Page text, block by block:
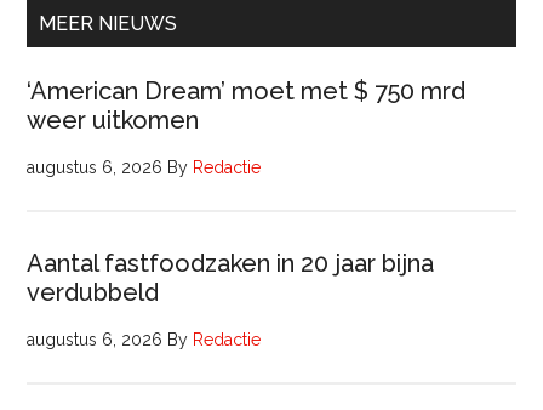
uur)
MEER NIEUWS
‘American Dream’ moet met $ 750 mrd
weer uitkomen
augustus 6, 2026 By Redactie
Aantal fastfoodzaken in 20 jaar bijna
verdubbeld
augustus 6, 2026 By Redactie